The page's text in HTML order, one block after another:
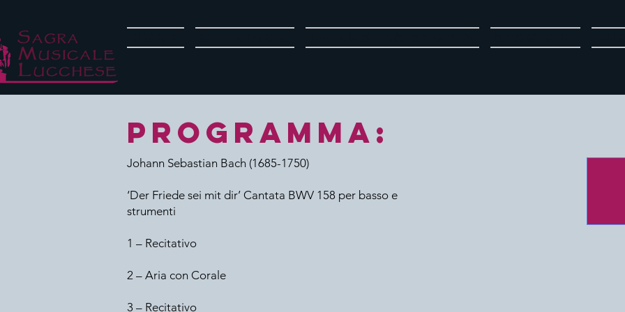
PROGRAMMA:
Johann Sebastian Bach (1685-1750)
‘Der Friede sei mit dir’ Cantata BWV 158 per basso e
strumenti
1 – Recitativo
2 – Aria con Corale
3 – Recitativo